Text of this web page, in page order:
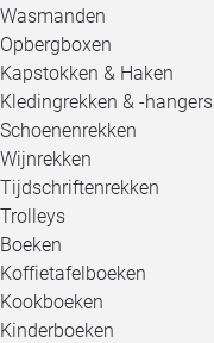
Wasmanden
Opbergboxen
Kapstokken & Haken
Kledingrekken & -hangers
Schoenenrekken
Wijnrekken
Tijdschriftenrekken
Trolleys
Boeken
Koffietafelboeken
Kookboeken
Kinderboeken